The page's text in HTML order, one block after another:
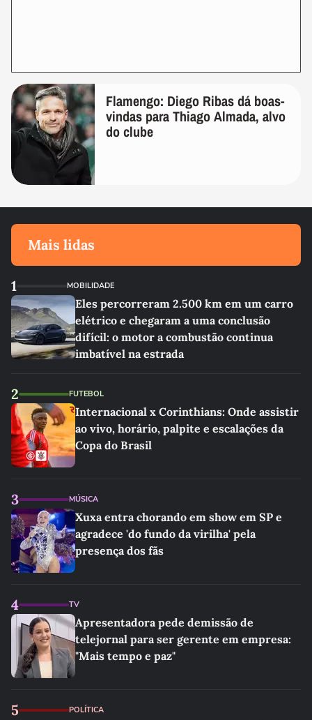
Flamengo: Diego Ribas dá boas-
vindas para Thiago Almada, alvo
do clube
Mais lidas
1 MOBILIDADE
Eles percorreram 2.500 km em um carro
elétrico e chegaram a uma conclusão
difícil: o motor a combustão continua
imbatível na estrada
2 FUTEBOL
Internacional x Corinthians: Onde assistir
ao vivo, horário, palpite e escalações da
Copa do Brasil
3 MÚSICA
Xuxa entra chorando em show em SP e
agradece 'do fundo da virilha' pela
presença dos fãs
4 TV
Apresentadora pede demissão de
telejornal para ser gerente em empresa:
"Mais tempo e paz"
5 POLÍTICA